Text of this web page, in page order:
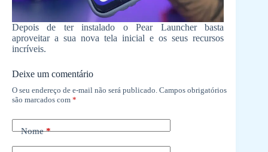
Depois de ter instalado o Pear Launcher basta
aproveitar a sua nova tela inicial e os seus recursos
incríveis.
Deixe um comentário
O seu endereço de e-mail não será publicado. Campos obrigatórios
são marcados com *
Nome*